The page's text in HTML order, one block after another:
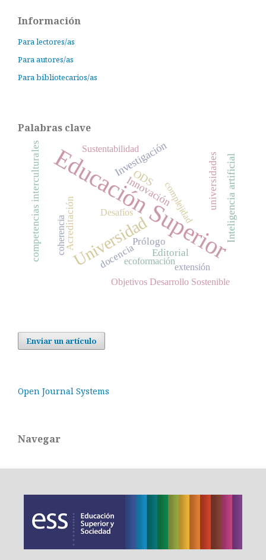
Información
Para lectores/as
Para autores/as
Para bibliotecarios/as
Palabras clave
Educación Superior
Universidad
Investigación Inteligencia artificial
Innovación
ODS
Prólogo
competencias interculturales universidades
Acreditación
docencia Editorial
Sustentabilidad
complejidad
coherencia
ecoformación
Objetivos Desarrollo Sostenible
Desafíos
extensión
Enviar un artículo
Open Journal Systems
Navegar